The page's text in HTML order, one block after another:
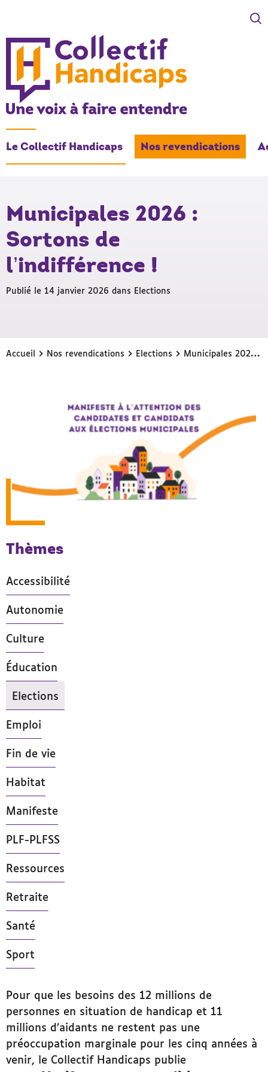
COLLECTIF HANDICAPS
Une voix à faire entendre
Le Collectif Handicaps
Nos revendications
- Actif
Municipales 2026 :
Sortons de
l’indifférence !
Publié le 14 janvier 2026 dans Elections
Accueil › Nos revendications › Elections › Municipales 2026 : Sortons de l’indifférence !
Thèmes
Accessibilité
Autonomie
Culture
Éducation
Elections
- Actif
Emploi
Fin de vie
Habitat
Manifeste
PLF-PLFSS
Ressources
Retraite
Santé
Sport
Pour que les besoins des 12 millions de
personnes en situation de handicap et 11
millions d’aidants ne restent pas une
préoccupation marginale pour les cinq années à
venir, le Collectif Handicaps publie